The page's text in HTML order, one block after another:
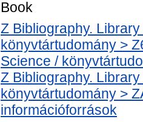
Book
Z Bibliography.
könyvtártudomány >
Science /
Z Bibliography.
könyvtártudomány >
információforrások